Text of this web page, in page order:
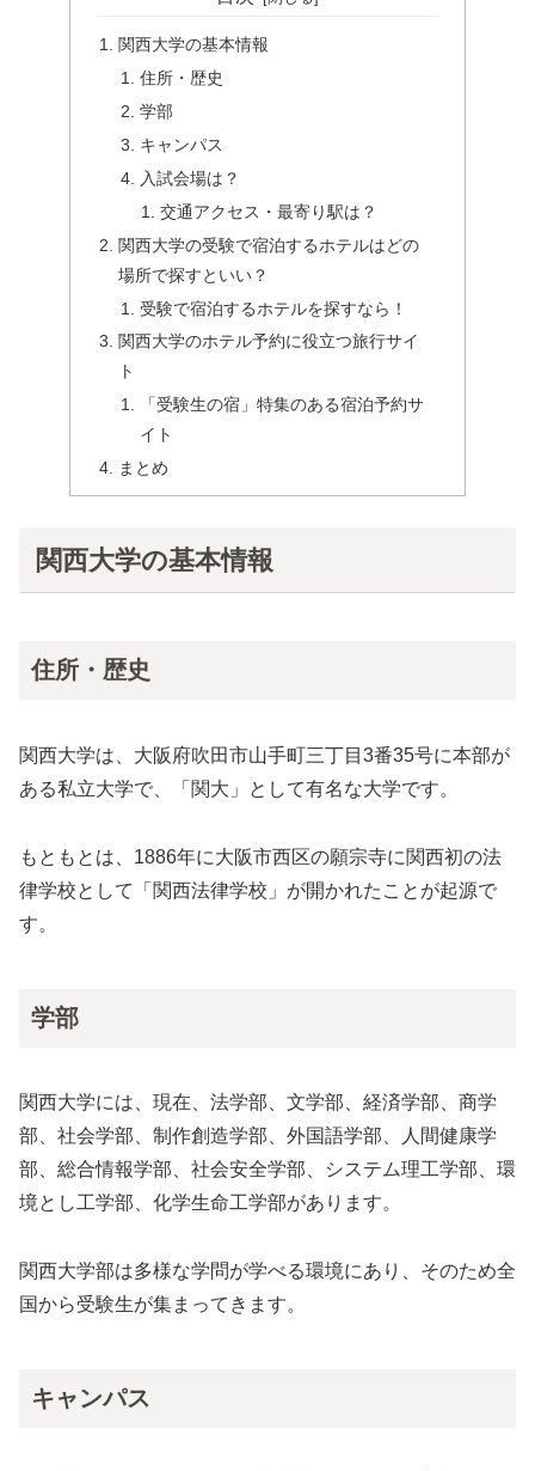
関西大学の基本情報
住所・歴史
学部
キャンパス
入試会場は？
交通アクセス・最寄り駅は？
関西大学の受験で宿泊するホテルはどの
場所で探すといい？
受験で宿泊するホテルを探すなら！
関西大学のホテル予約に役立つ旅行サイ
ト
「受験生の宿」特集のある宿泊予約サ
イト
まとめ
関西大学の基本情報
住所・歴史
関西大学は、大阪府吹田市山手町三丁目3番35号に本部が
ある私立大学で、「関大」として有名な大学です。
もともとは、1886年に大阪市西区の願宗寺に関西初の法
律学校として「関西法律学校」が開かれたことが起源で
す。
学部
関西大学には、現在、法学部、文学部、経済学部、商学
部、社会学部、制作創造学部、外国語学部、人間健康学
部、総合情報学部、社会安全学部、システム理工学部、環
境とし工学部、化学生命工学部があります。
関西大学部は多様な学問が学べる環境にあり、そのため全
国から受験生が集まってきます。
キャンパス